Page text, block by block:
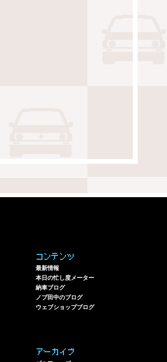
コンテンツ
最新情報
本日の忙し度メーター
納車ブログ
ノブ田中のブログ
ウェブショップブログ
アーカイブ